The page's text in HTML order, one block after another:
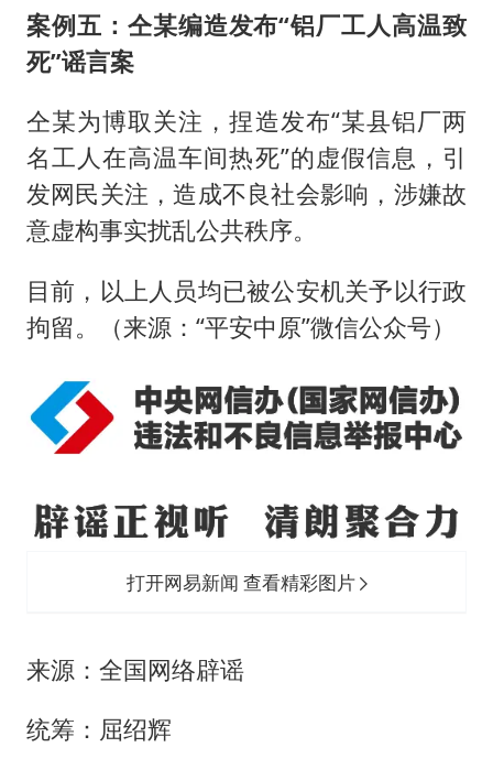
案例五：仝某编造发布“铝厂工人高温致
死”谣言案
仝某为博取关注，捏造发布“某县铝厂两
名工人在高温车间热死”的虚假信息，引
发网民关注，造成不良社会影响，涉嫌故
意虚构事实扰乱公共秩序。
目前，以上人员均已被公安机关予以行政
拘留。（来源：“平安中原”微信公众号）
打开网易新闻 查看精彩图片
来源：全国网络辟谣
统筹：屈绍辉